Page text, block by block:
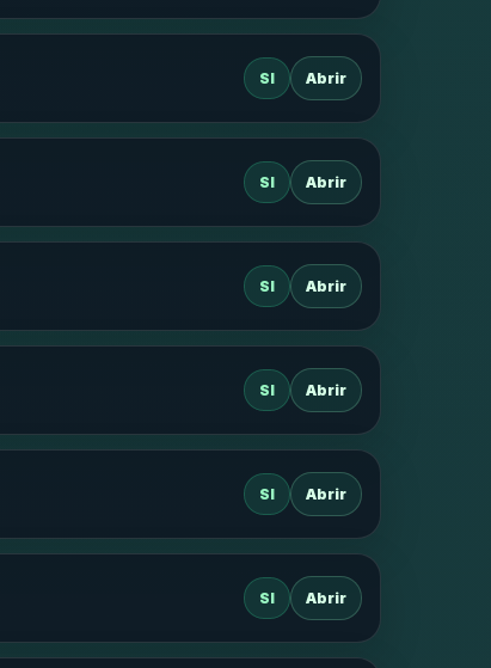
SI Abrir
SI Abrir
SI Abrir
SI Abrir
SI Abrir
SI Abrir